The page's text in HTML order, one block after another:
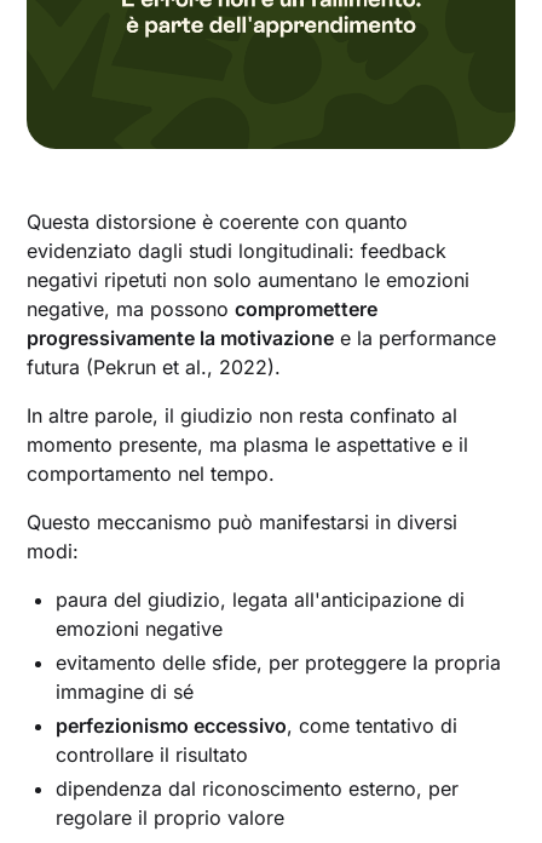
Questa distorsione è coerente con quanto
evidenziato dagli studi longitudinali: feedback
negativi ripetuti non solo aumentano le emozioni
negative, ma possonocompromettere
progressivamente la motivazione e la performance
futura (Pekrun et al., 2022).
In altre parole, il giudizio non resta confinato al
momento presente, ma plasma le aspettative e il
comportamento nel tempo.
Questo meccanismo può manifestarsi in diversi
modi:
paura del giudizio, legata all'anticipazione di
emozioni negative
evitamento delle sfide, per proteggere la propria
immagine di sé
perfezionismo eccessivo, come tentativo di
controllare il risultato
dipendenza dal riconoscimento esterno, per
regolare il proprio valore